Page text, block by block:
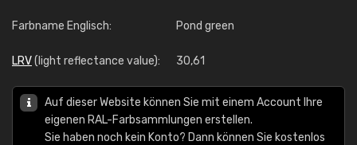
Farbname Englisch: Pond green
LRV(light reflectance value): 30,61
Auf dieser Website können Sie mit einem Account Ihre
eigenen RAL-Farbsammlungen erstellen.
Sie haben noch kein Konto? Dann können Sie kostenlos